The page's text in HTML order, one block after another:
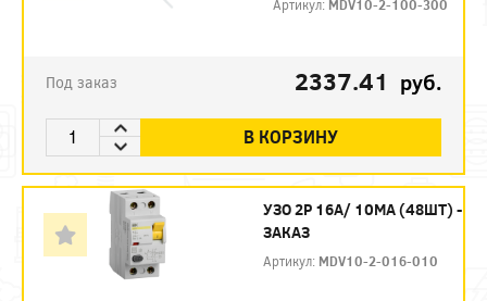
Артикул: MDV10-2-100-300
Под заказ 2337.41 руб.
В КОРЗИНУ
УЗО 2P 16А/ 10МА (48ШТ) -
ЗАКАЗ
Артикул: MDV10-2-016-010